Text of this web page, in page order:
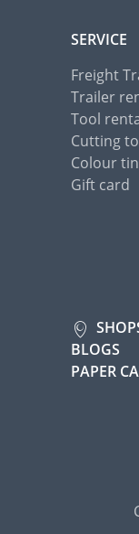
SERVICE
Freight
Trailer
Tool
Cutting
Colour
Gift card
BLOGS
PAPER